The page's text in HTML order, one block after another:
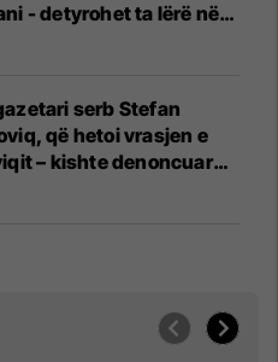
- detyrohet ta lërë në
ushtarake
serb Stefan
që hetoi vrasjen e
– kishte denoncuar
ndaj vëllezërve